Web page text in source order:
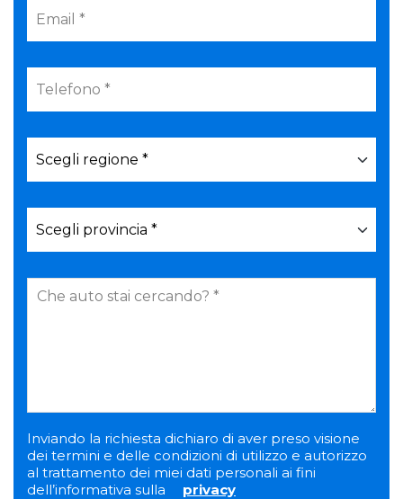
Inviando la richiesta dichiaro di aver preso visione
dei termini e delle condizioni di utilizzo e autorizzo
al trattamento dei miei dati personali ai fini
dell’informativa sulla
privacy